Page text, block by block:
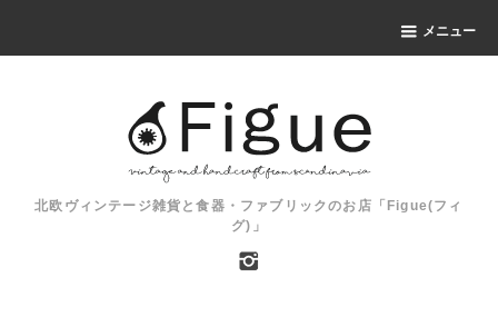
メニュー
北欧ヴィンテージ雑貨と食器・ファブリックのお店「Figue(フィ
グ)」